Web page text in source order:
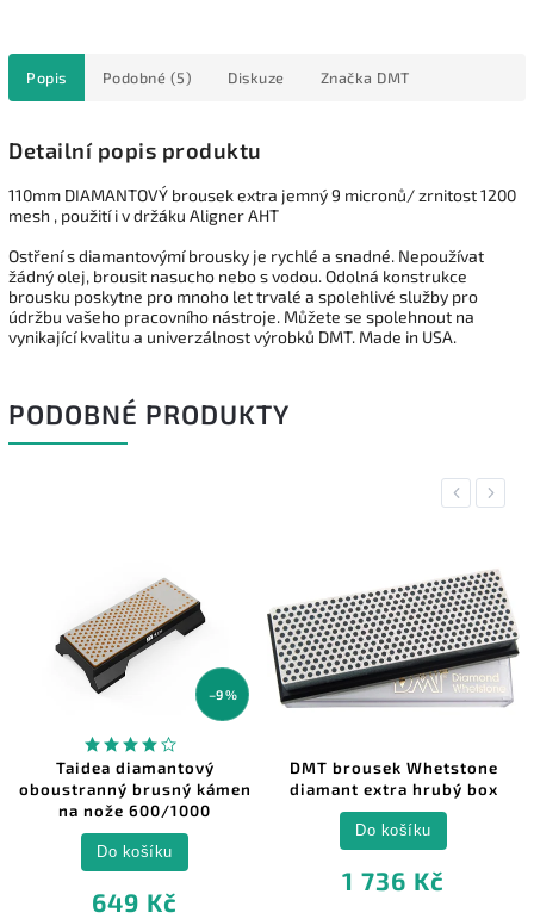
Popis Podobné (5) Diskuze Značka DMT
Detailní popis produktu
110mm DIAMANTOVÝ brousek extra jemný 9 micronů/ zrnitost 1200
mesh , použití i v držáku Aligner AHT
Ostření s diamantovýmí brousky je rychlé a snadné. Nepoužívat
žádný olej, brousit nasucho nebo s vodou. Odolná konstrukce
brousku poskytne pro mnoho let trvalé a spolehlivé služby pro
údržbu vašeho pracovního nástroje. Můžete se spolehnout na
vynikající kvalitu a univerzálnost výrobků DMT. Made in USA.
PODOBNÉ PRODUKTY
Previous
–9 %
Taidea diamantový
oboustranný brusný kámen
na nože 600/1000
649 Kč
Do košíku
DMT brousek Whetstone
diamant extra hrubý box
1 736 Kč
Do košíku
Next